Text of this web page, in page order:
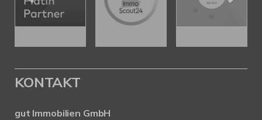
KONTAKT
gut Immobilien GmbH